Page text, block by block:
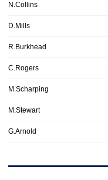
N.Collins
D.Mills
R.Burkhead
C.Rogers
M.Scharping
M.Stewart
G.Arnold